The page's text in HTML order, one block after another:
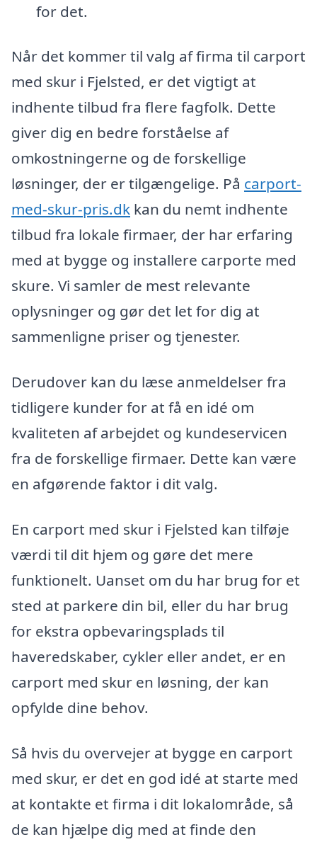
for det.
Når det kommer til valg af firma til carport
med skur i Fjelsted, er det vigtigt at
indhente tilbud fra flere fagfolk. Dette
giver dig en bedre forståelse af
omkostningerne og de forskellige
løsninger, der er tilgængelige. På carport-
med-skur-pris.dk kan du nemt indhente
tilbud fra lokale firmaer, der har erfaring
med at bygge og installere carporte med
skure. Vi samler de mest relevante
oplysninger og gør det let for dig at
sammenligne priser og tjenester.
Derudover kan du læse anmeldelser fra
tidligere kunder for at få en idé om
kvaliteten af arbejdet og kundeservicen
fra de forskellige firmaer. Dette kan være
en afgørende faktor i dit valg.
En carport med skur i Fjelsted kan tilføje
værdi til dit hjem og gøre det mere
funktionelt. Uanset om du har brug for et
sted at parkere din bil, eller du har brug
for ekstra opbevaringsplads til
haveredskaber, cykler eller andet, er en
carport med skur en løsning, der kan
opfylde dine behov.
Så hvis du overvejer at bygge en carport
med skur, er det en god idé at starte med
at kontakte et firma i dit lokalområde, så
de kan hjælpe dig med at finde den